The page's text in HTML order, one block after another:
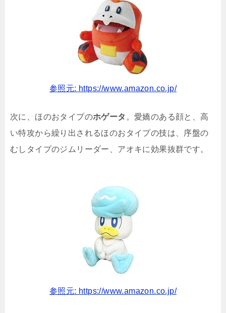
参照元: https://www.amazon.co.jp/
次に、ほのおタイプのホゲータ 。愛嬌のある顔と、高
い特攻から繰り出されるほのおタイプの技は、序盤の
むしタイプのジムリーダー、アオキに効果抜群です。
参照元: https://www.amazon.co.jp/